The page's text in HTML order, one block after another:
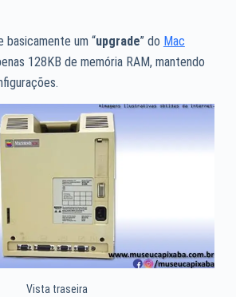
basicamente um “upgrade” do Mac
128KB de memória RAM, mantendo
Vista traseira